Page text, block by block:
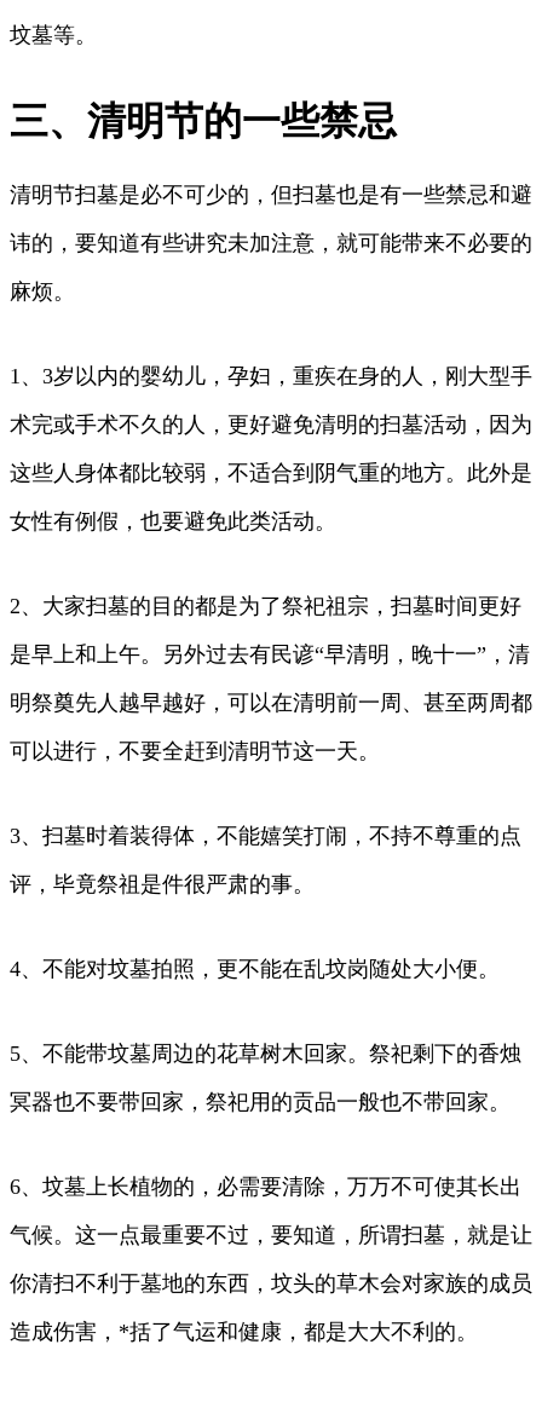
坟墓等。
三、清明节的一些禁忌
清明节扫墓是必不可少的，但扫墓也是有一些禁忌和避
讳的，要知道有些讲究未加注意，就可能带来不必要的
麻烦。
1、3岁以内的婴幼儿，孕妇，重疾在身的人，刚大型手
术完或手术不久的人，更好避免清明的扫墓活动，因为
这些人身体都比较弱，不适合到阴气重的地方。此外是
女性有例假，也要避免此类活动。
2、大家扫墓的目的都是为了祭祀祖宗，扫墓时间更好
是早上和上午。另外过去有民谚“早清明，晚十一”，清
明祭奠先人越早越好，可以在清明前一周、甚至两周都
可以进行，不要全赶到清明节这一天。
3、扫墓时着装得体，不能嬉笑打闹，不持不尊重的点
评，毕竟祭祖是件很严肃的事。
4、不能对坟墓拍照，更不能在乱坟岗随处大小便。
5、不能带坟墓周边的花草树木回家。祭祀剩下的香烛
冥器也不要带回家，祭祀用的贡品一般也不带回家。
6、坟墓上长植物的，必需要清除，万万不可使其长出
气候。这一点最重要不过，要知道，所谓扫墓，就是让
你清扫不利于墓地的东西，坟头的草木会对家族的成员
造成伤害，*括了气运和健康，都是大大不利的。